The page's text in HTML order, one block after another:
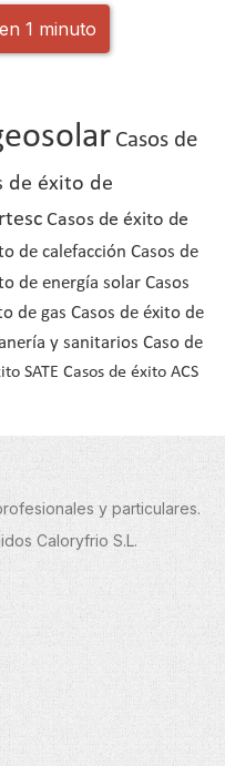
1 minuto
Casos de
de éxito de
Casos de éxito de
de calefacción Casos de
de energía solar Casos
de gas Casos de éxito de
y sanitarios Caso de
SATE Casos de éxito ACS
y particulares.
Caloryfrio S.L.